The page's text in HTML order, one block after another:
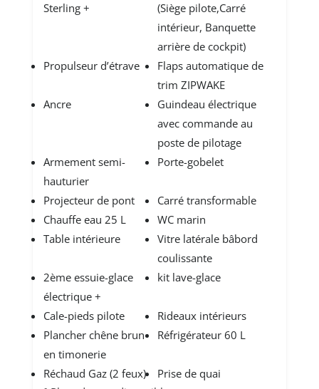
Sterling +
(Siège pilote,Carré
intérieur, Banquette
arrière de cockpit)
Propulseur d’étrave
Flaps automatique de
trim ZIPWAKE
Ancre
Guindeau électrique
avec commande au
poste de pilotage
Armement semi-
hauturier
Porte-gobelet
Projecteur de pont
Carré transformable
Chauffe eau 25 L
WC marin
Table intérieure
Vitre latérale bâbord
coulissante
2ème essuie-glace
électrique +
kit lave-glace
Cale-pieds pilote
Rideaux intérieurs
Plancher chêne brun
en timonerie
Réfrigérateur 60 L
Réchaud Gaz (2 feux)
Prise de quai